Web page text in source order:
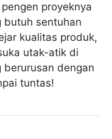
proyeknya
butuh sentuhan
kualitas produk,
utak-atik di
berurusan dengan
tuntas!